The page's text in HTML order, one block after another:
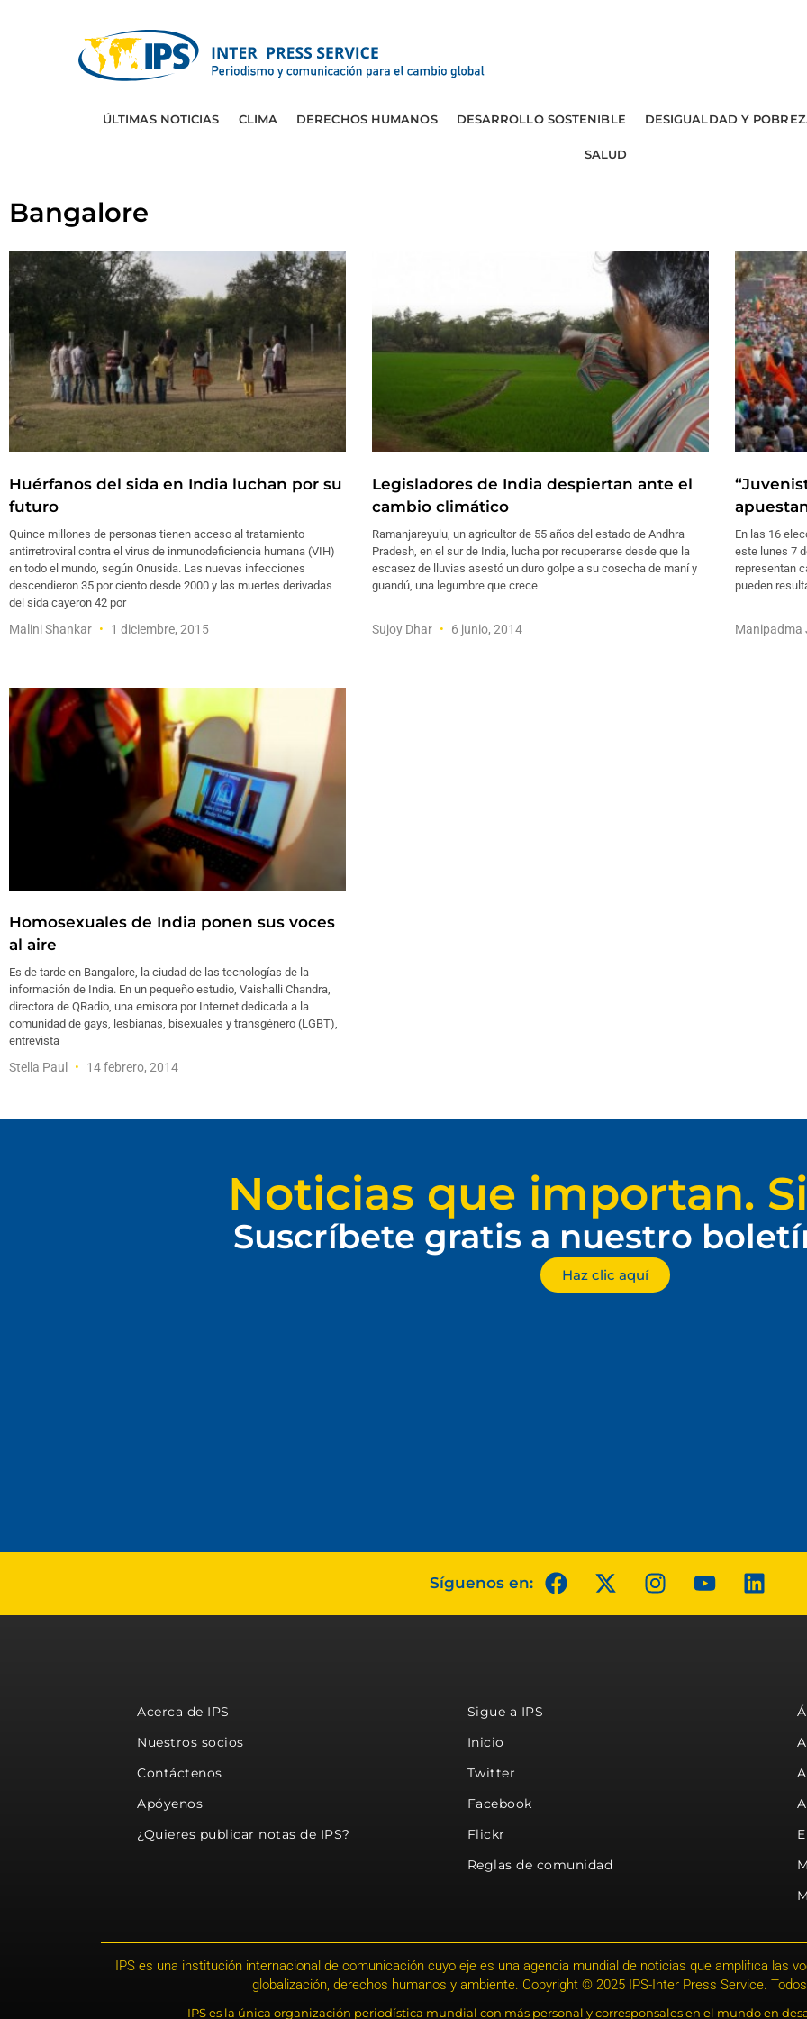
ÚLTIMAS NOTICIAS CLIMA DERECHOS HUMANOS DESARROLLO SOSTENIBLE DESIGUALDAD Y
SALUD
Bangalore
Huérfanos del sida en India luchan por su
futuro
Quince millones de personas tienen acceso al tratamiento
antirretroviral contra el virus de inmunodeficiencia humana (VIH)
en todo el mundo, según Onusida. Las nuevas infecciones
descendieron 35 por ciento desde 2000 y las muertes derivadas
del sida cayeron 42 por
Malini Shankar 1 diciembre, 2015
Legisladores de India despiertan ante el
cambio climático
Ramanjareyulu, un agricultor de 55 años del estado de Andhra
Pradesh, en el sur de India, lucha por recuperarse desde que la
escasez de lluvias asestó un duro golpe a su cosecha de maní y
guandú, una legumbre que crece
Sujoy Dhar 6 junio, 2014
En las 16
este lunes 7
representan
pueden
Manipadma
Homosexuales de India ponen sus voces
al aire
Es de tarde en Bangalore, la ciudad de las tecnologías de la
información de India. En un pequeño estudio, Vaishalli Chandra,
directora de QRadio, una emisora por Internet dedicada a la
comunidad de gays, lesbianas, bisexuales y transgénero (LGBT),
entrevista
Stella Paul 14 febrero, 2014
Noticias que importan.
Suscríbete gratis a nuestro
Haz clic aquí
Síguenos en:
Acerca de IPS
Nuestros socios
Contáctenos
Apóyenos
¿Quieres publicar notas de IPS?
Sigue a IPS
Inicio
Twitter
Facebook
Flickr
Reglas de comunidad
IPS es una institución internacional de comunicación cuyo eje es una agencia mundial de noticias que amplifica las
globalización, derechos humanos y ambiente. Copyright © 2025 IPS-Inter Press Service.
IPS es la única organización periodística mundial con más personal y corresponsales en el mundo en